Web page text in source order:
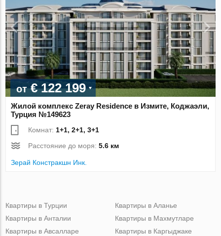
от€ 122 199
Жилой комплекс Zeray Residence в Измите, Коджаэли,
Турция №149623
Комнат: 1+1, 2+1, 3+1
Расстояние до моря:5.6 км
Зерай Констракшн Инк.
Квартиры в Турции
Квартиры в Анталии
Квартиры в Авсалларе
Квартиры в Аланье
Квартиры в Махмутларе
Квартиры в Каргыджаке